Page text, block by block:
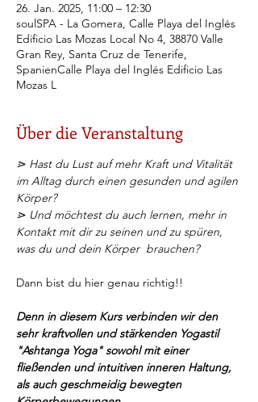
26. Jan. 2025, 11:00 – 12:30
soulSPA - La Gomera, Calle Playa del Inglés
Edificio Las Mozas Local No 4, 38870 Valle
Gran Rey, Santa Cruz de Tenerife,
SpanienCalle Playa del Inglés Edificio Las
Mozas L
Über die Veranstaltung
⋗ Hast du Lust auf mehr Kraft und Vitalität
im Alltag durch einen gesunden und agilen
Körper?
⋗ Und möchtest du auch lernen, mehr in
Kontakt mit dir zu seinen und zu spüren,
was du und dein Körper  brauchen?
Dann bist du hier genau richtig!!
Denn in diesem Kurs verbinden wir den
sehr kraftvollen und stärkenden Yogastil
"Ashtanga Yoga" sowohl mit einer
fließenden und intuitiven inneren Haltung,
als auch geschmeidig bewegten